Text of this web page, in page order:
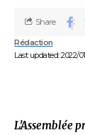
Last updated: 2022/
Rédaction
Share
L’Assemblée